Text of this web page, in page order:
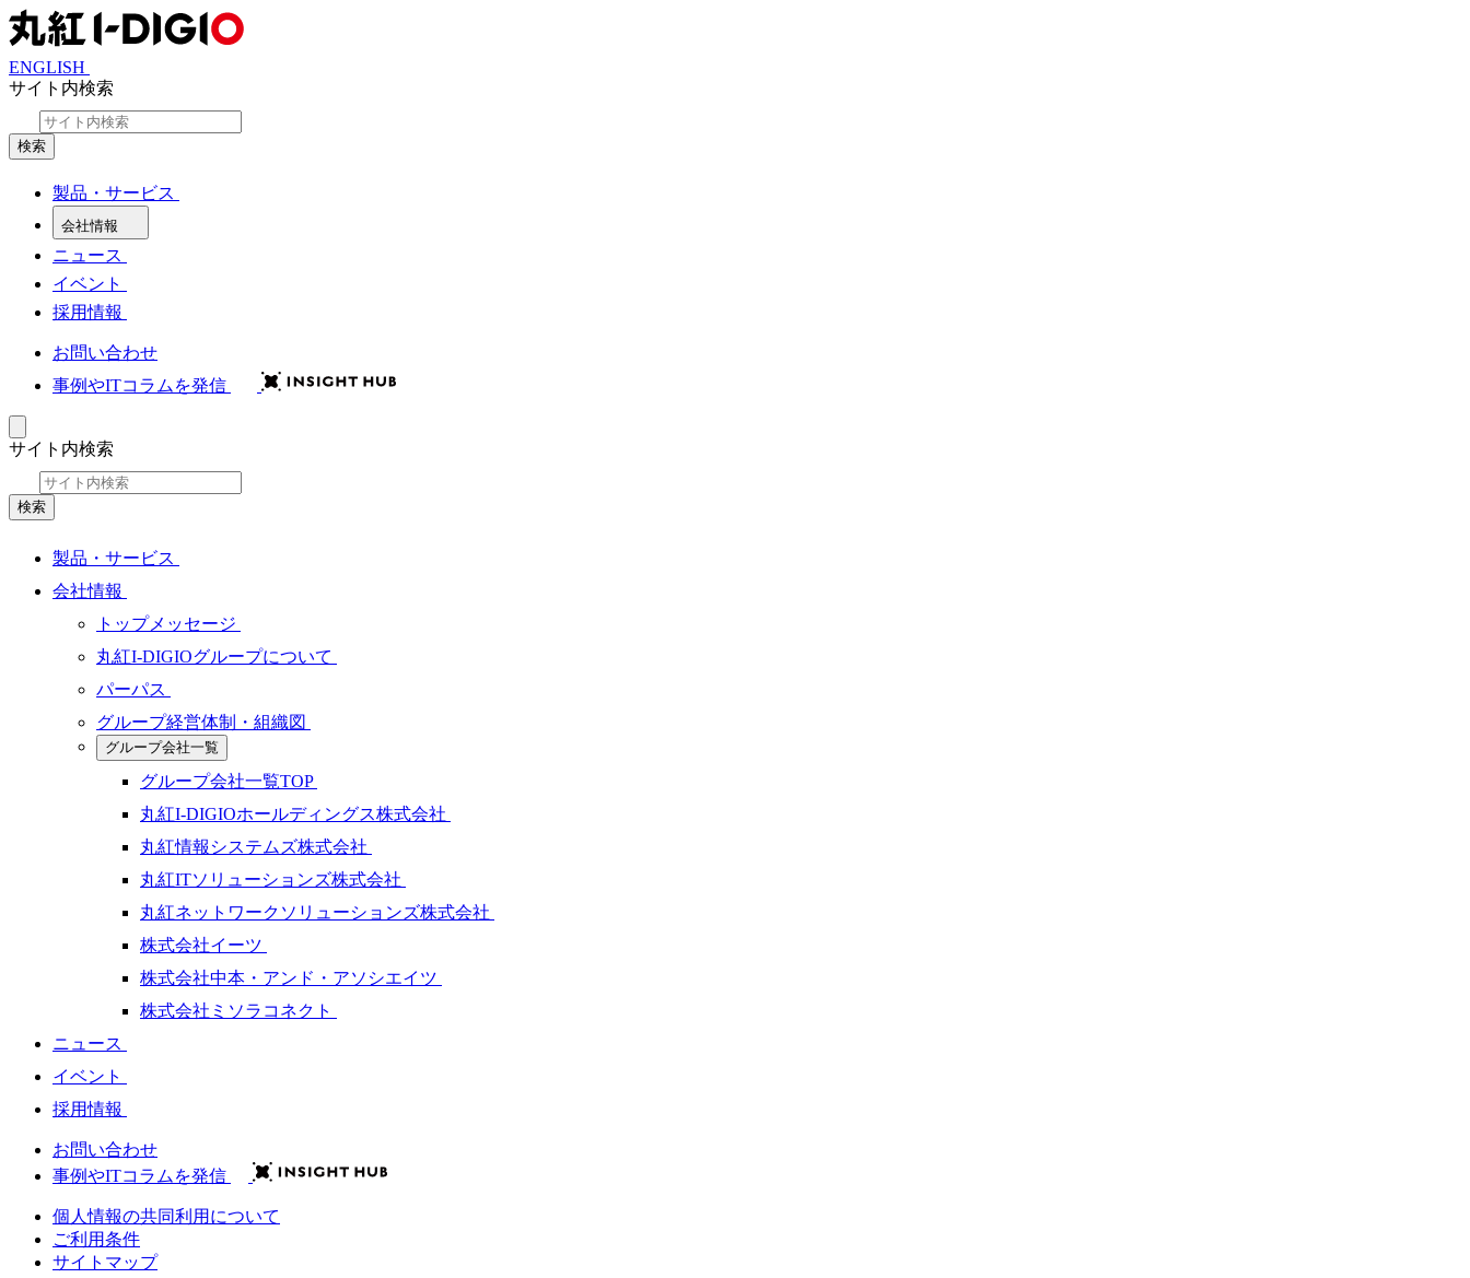
ENGLISH
サイト内検索
検索
製品・サービス
会社情報
ニュース
イベント
採用情報
お問い合わせ
事例やITコラムを発信
サイト内検索
検索
製品・サービス
会社情報
トップメッセージ
丸紅I-DIGIOグループについて
パーパス
グループ経営体制・組織図
グループ会社一覧
グループ会社一覧TOP
丸紅I-DIGIOホールディングス株式会社
丸紅情報システムズ株式会社
丸紅ITソリューションズ株式会社
丸紅ネットワークソリューションズ株式会社
株式会社イーツ
株式会社中本・アンド・アソシエイツ
株式会社ミソラコネクト
ニュース
イベント
採用情報
お問い合わせ
事例やITコラムを発信
個人情報の共同利用について
ご利用条件
サイトマップ